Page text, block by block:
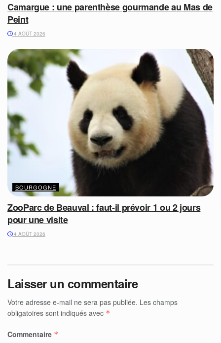
Camargue : une parenthèse gourmande au Mas de
Peint
4 AOÛT 2026
BOURGOGNE
ZooParc de Beauval : faut-il prévoir 1 ou 2 jours
pour une visite
4 AOÛT 2026
Laisser un commentaire
Votre adresse e-mail ne sera pas publiée. Les champs
obligatoires sont indiqués avec *
Commentaire *